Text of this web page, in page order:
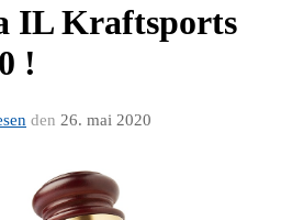
IL Kraftsports
!
den 26. mai 2020